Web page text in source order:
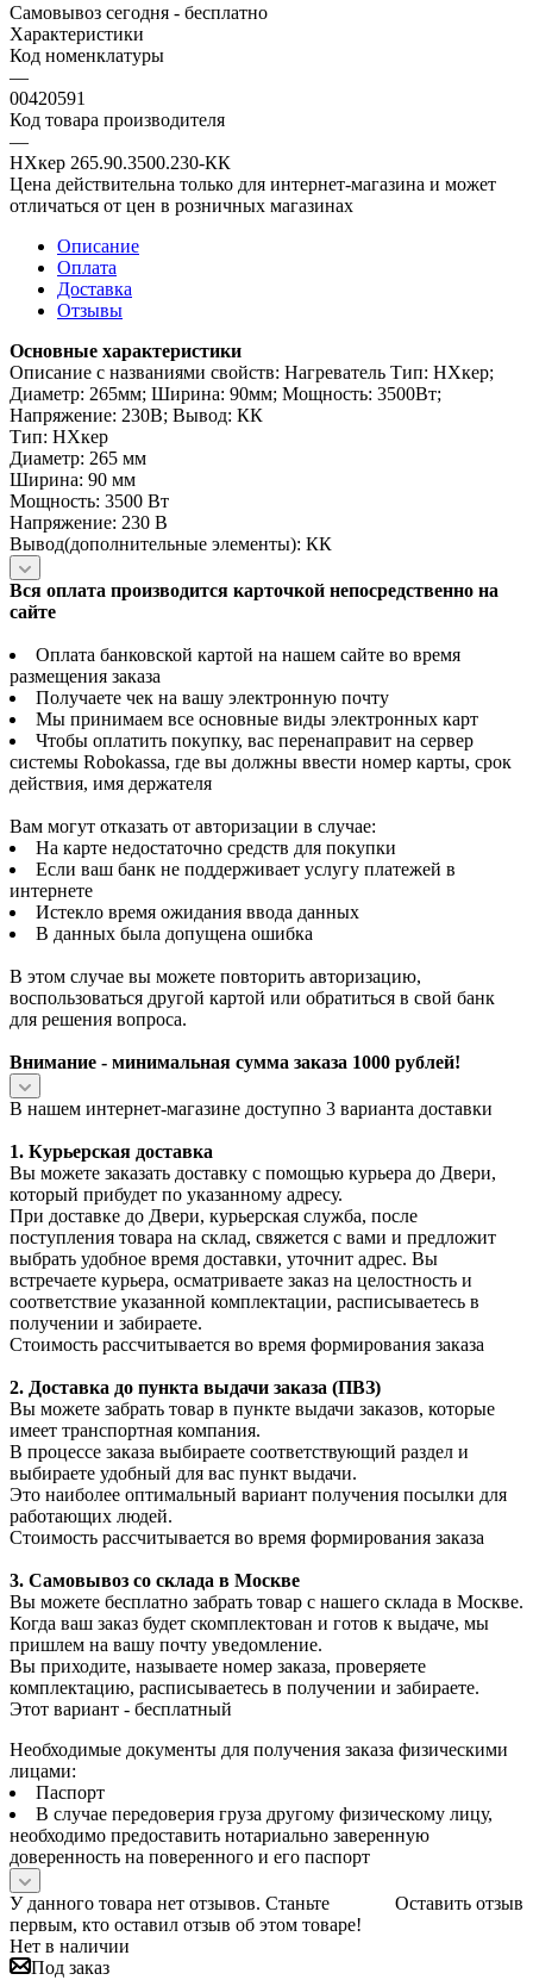
Самовывоз сегодня - бесплатно
Характеристики
Код номенклатуры
—
00420591
Код товара производителя
—
НХкер 265.90.3500.230-КК
Цена действительна только для интернет-магазина и может
отличаться от цен в розничных магазинах
Описание
Оплата
Доставка
Отзывы
Основные характеристики
Описание с названиями свойств: Нагреватель Тип: НХкер;
Диаметр: 265мм; Ширина: 90мм; Мощность: 3500Вт;
Напряжение: 230В; Вывод: КК
Тип: НХкер
Диаметр: 265 мм
Ширина: 90 мм
Мощность: 3500 Вт
Напряжение: 230 В
Вывод(дополнительные элементы): КК
Вся оплата производится карточкой непосредственно на
сайте
Оплата банковской картой на нашем сайте во время
размещения заказа
Получаете чек на вашу электронную почту
Мы принимаем все основные виды электронных карт
Чтобы оплатить покупку, вас перенаправит на сервер
системы Robokassa, где вы должны ввести номер карты, срок
действия, имя держателя
Вам могут отказать от авторизации в случае:
На карте недостаточно средств для покупки
Если ваш банк не поддерживает услугу платежей в
интернете
Истекло время ожидания ввода данных
В данных была допущена ошибка
В этом случае вы можете повторить авторизацию,
воспользоваться другой картой или обратиться в свой банк
для решения вопроса.
Внимание - минимальная сумма заказа 1000 рублей!
В нашем интернет-магазине доступно 3 варианта доставки
1. Курьерская доставка
Вы можете заказать доставку с помощью курьера до Двери,
который прибудет по указанному адресу.
При доставке до Двери, курьерская служба, после
поступления товара на склад, свяжется с вами и предложит
выбрать удобное время доставки, уточнит адрес. Вы
встречаете курьера, осматриваете заказ на целостность и
соответствие указанной комплектации, расписываетесь в
получении и забираете.
Стоимость рассчитывается во время формирования заказа
2. Доставка до пункта выдачи заказа (ПВЗ)
Вы можете забрать товар в пункте выдачи заказов, которые
имеет транспортная компания.
В процессе заказа выбираете соответствующий раздел и
выбираете удобный для вас пункт выдачи.
Это наиболее оптимальный вариант получения посылки для
работающих людей.
Стоимость рассчитывается во время формирования заказа
3. Самовывоз со склада в Москве
Вы можете бесплатно забрать товар с нашего склада в Москве.
Когда ваш заказ будет скомплектован и готов к выдаче, мы
пришлем на вашу почту уведомление.
Вы приходите, называете номер заказа, проверяете
комплектацию, расписываетесь в получении и забираете.
Этот вариант - бесплатный
Необходимые документы для получения заказа физическими
лицами:
Паспорт
В случае передоверия груза другому физическому лицу,
необходимо предоставить нотариально заверенную
доверенность на поверенного и его паспорт
Оставить отзыв
У данного товара нет отзывов. Станьте
первым, кто оставил отзыв об этом товаре!
Нет в наличии
Под заказ